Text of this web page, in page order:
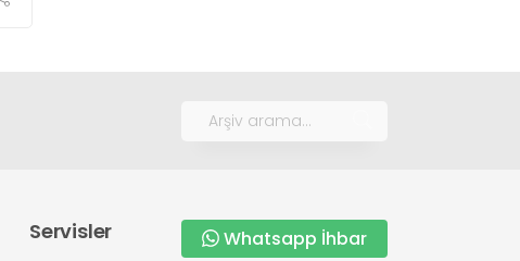
Servisler Whatsapp İhbar